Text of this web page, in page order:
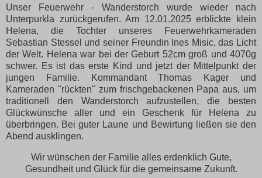
Unser Feuerwehr - Wanderstorch wurde wieder nach
Unterpurkla zurückgerufen. Am 12.01.2025 erblickte klein
Helena, die Tochter unseres Feuerwehrkameraden
Sebastian Stessel und seiner Freundin Ines Misic, das Licht
der Welt. Helena war bei der Geburt 52cm groß und 4070g
schwer. Es ist das erste Kind und jetzt der Mittelpunkt der
jungen Familie. Kommandant Thomas Kager und
Kameraden "rückten" zum frischgebackenen Papa aus, um
traditionell den Wanderstorch aufzustellen, die besten
Glückwünsche aller und ein Geschenk für Helena zu
überbringen. Bei guter Laune und Bewirtung ließen sie den
Abend ausklingen.
Wir wünschen der Familie alles erdenklich Gute,
Gesundheit und Glück für die gemeinsame Zukunft.